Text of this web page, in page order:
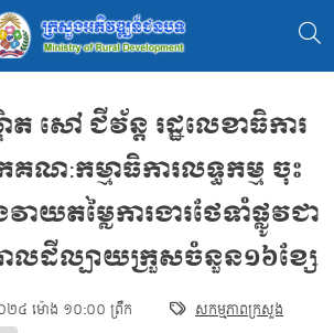
សៅ ជីវ័ន្ត រដ្ឋលេខាធិការ
ណ:កម្មាធិការលទ្ធកម្ម ចុះ
យតម្លៃការងារថែទាំផ្លូវជា
លដីល្បាយក្រួសចំនួន១៦ខ្សែ
២០២៤ ម៉ោង ១០:០០ ព្រឹក សកម្មភាពក្រសួង